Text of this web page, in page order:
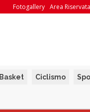
Area Riservata
Fotogallery
Basket Ciclismo